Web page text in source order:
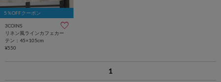
5％OFFクーポン
3COINS
リネン風ラインカフェカー
テン：45×105cm
¥550
1